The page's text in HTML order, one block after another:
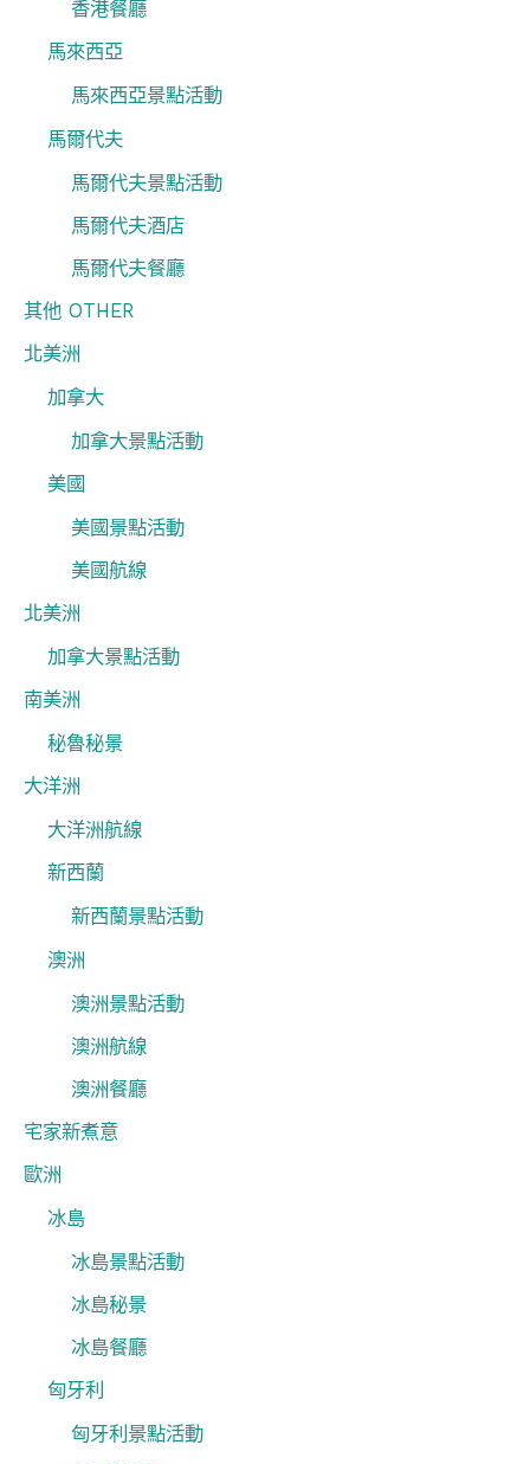
香港餐廳
馬來西亞
馬來西亞景點活動
馬爾代夫
馬爾代夫景點活動
馬爾代夫酒店
馬爾代夫餐廳
其他 OTHER
北美洲
加拿大
加拿大景點活動
美國
美國景點活動
美國航線
北美洲
加拿大景點活動
南美洲
秘魯秘景
大洋洲
大洋洲航線
新西蘭
新西蘭景點活動
澳洲
澳洲景點活動
澳洲航線
澳洲餐廳
宅家新煮意
歐洲
冰島
冰島景點活動
冰島秘景
冰島餐廳
匈牙利
匈牙利景點活動